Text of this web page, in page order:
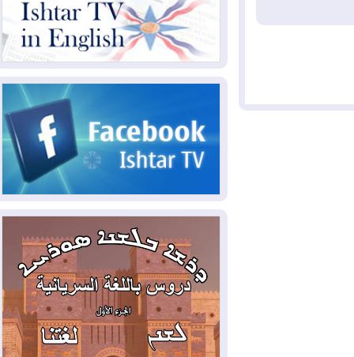
2026-08-08دعم أمني أمريكي بمليار دولار
لإدارة رئيس كولومبيا الجديد
2026-08-07حكومة إقليم كوردستان ترفض
قرار "دانة غاز" و"نفط الهلال" بتزويد بغداد
2026-08-07القوات المسلحة العراقية: خطة
أمنية لإجهاض هجمة محتملة على السعودية
قد يختبر تماسك الناتو بهجوم محدود
2026-08-06نيجيرفان بارزاني حول اجتماع
"إدارة الدولة": أكدنا دعم تنفيذ البرنامج
الحكومي وأهمية حصر السلاح
2026-08-06ائتلاف ادارة الدولة: من
يقومون بسلوك يهدد امن البلاد خارجون عن